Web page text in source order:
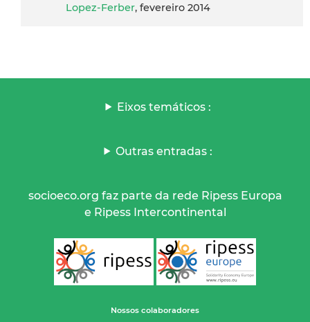
Lopez-Ferber, fevereiro 2014
Eixos temáticos :
Outras entradas :
socioeco.org faz parte da rede Ripess Europa
e Ripess Intercontinental
Nossos colaboradores